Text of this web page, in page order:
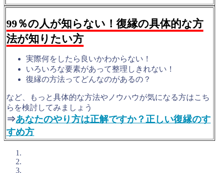
99％の人が知らない！復縁の具体的な方
法が知りたい方
実際何をしたら良いかわからない！
いろいろな要素があって整理しきれない！
復縁の方法ってどんなのがあるの？
など、もっと具体的な方法やノウハウが気になる方はこち
らを検討してみましょう
⇒あなたのやり方は正解ですか？正しい復縁のす
すめ方